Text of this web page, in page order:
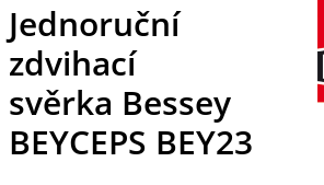
Jednoruční
zdvihací
svěrka Bessey
BEYCEPS BEY23